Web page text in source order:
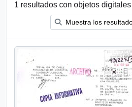
1 resultados con objetos digitales
Muestra los